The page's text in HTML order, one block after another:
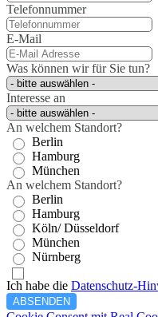
Telefonnummer
E-Mail
Was können wir für Sie tun?
Interesse an
An welchem Standort?
Berlin
Hamburg
München
An welchem Standort?
Berlin
Hamburg
Köln/ Düsseldorf
München
Nürnberg
Ich habe die Datenschutz-
ABSENDEN